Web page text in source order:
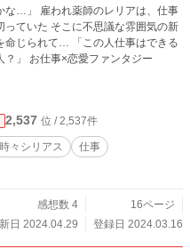
リアは、仕事
っていた そこに不思議な雰囲気の新
この人仕事はできる
けど、もしかして変な人？」 お仕事×恋愛ファンタジー
2,537 位 / 2,537件
々シリアス
仕事
感想数 4
16ページ
日 2024.04.29
登録日 2024.03.16